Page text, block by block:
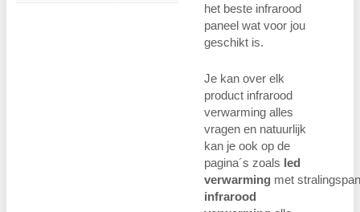
het beste infrarood
paneel wat voor jou
geschikt is.
Je kan over elk
product infrarood
verwarming alles
vragen en natuurlijk
kan je ook op de
pagina´s zoals led
verwarming met
infrarood